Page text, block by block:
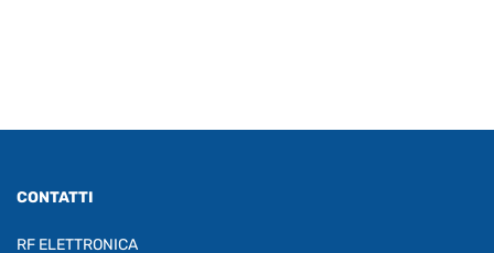
CONTATTI
RF ELETTRONICA